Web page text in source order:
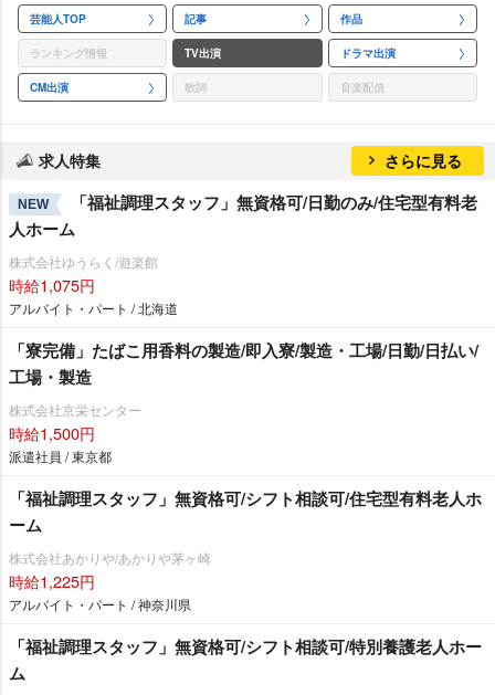
芸能人TOP 記事 作品
ランキング情報 TV出演 ドラマ出演
CM出演 歌詞 音楽配信
求人特集 さらに見る
NEW
「福祉調理スタッフ」無資格可/日勤のみ/住宅型有料老
人ホーム
株式会社ゆうらく/遊楽館
時給1,075円
アルバイト・パート / 北海道
「寮完備」たばこ用香料の製造/即入寮/製造・工場/日勤/日払い/
工場・製造
株式会社京栄センター
時給1,500円
派遣社員 / 東京都
「福祉調理スタッフ」無資格可/シフト相談可/住宅型有料老人ホ
ーム
株式会社あかりや/あかりや茅ヶ崎
時給1,225円
アルバイト・パート / 神奈川県
「福祉調理スタッフ」無資格可/シフト相談可/特別養護老人ホー
ム